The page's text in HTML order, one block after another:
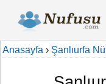
Anasayfa › Şanlıurfa